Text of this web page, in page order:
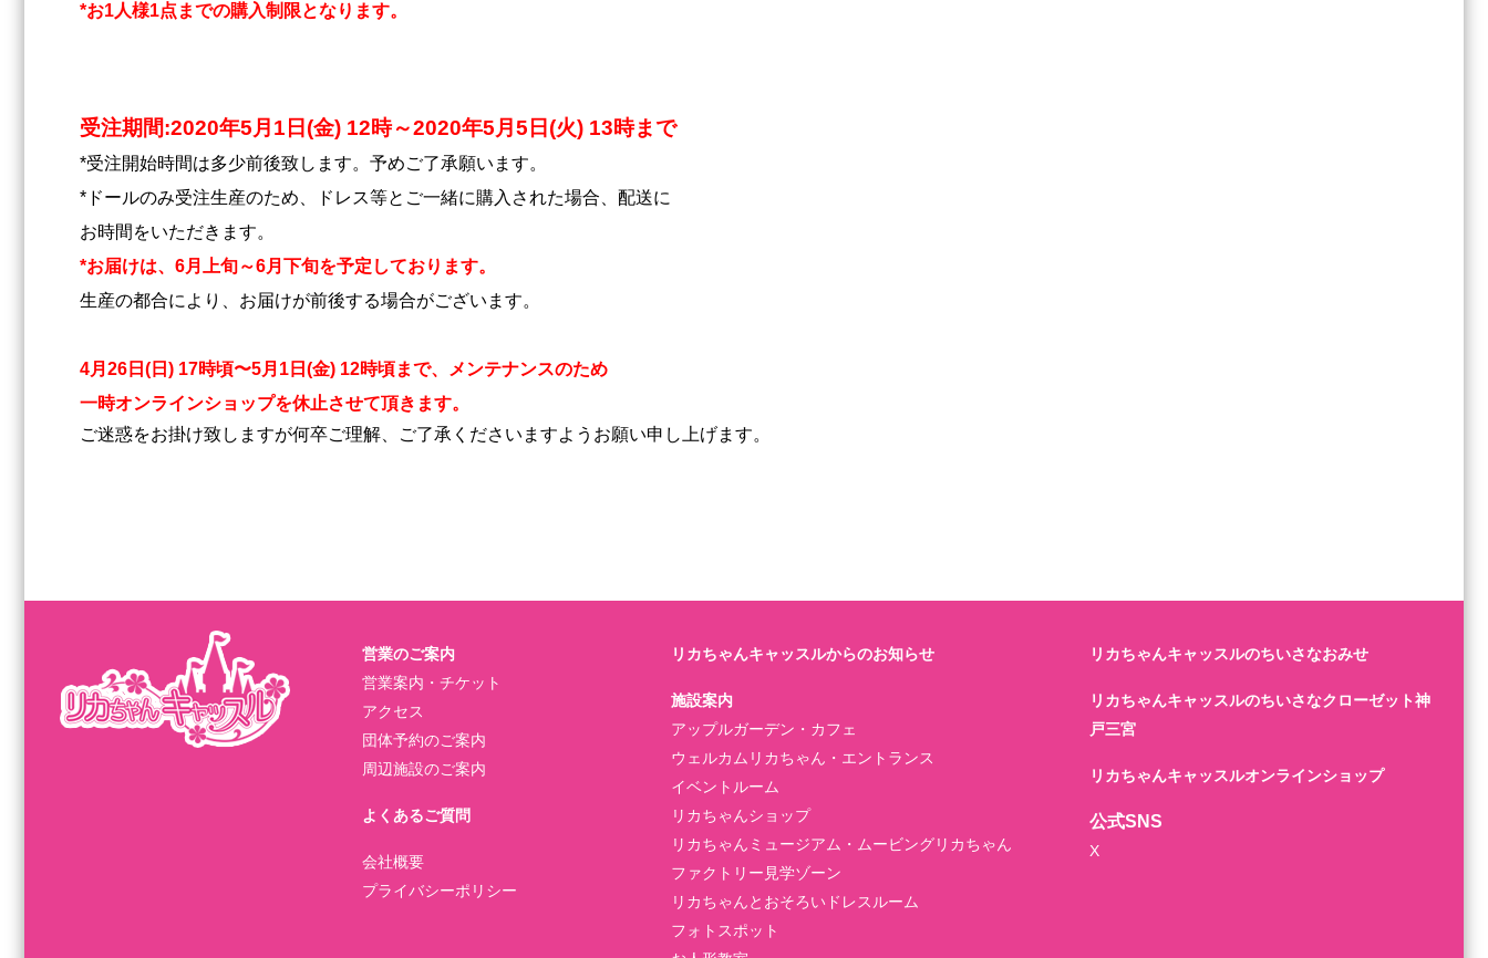
*お1人様1点までの購入制限となります。
受注期間:2020年5月1日(金) 12時～2020年5月5日(火) 13時まで
*受注開始時間は多少前後致します。予めご了承願います。
*ドールのみ受注生産のため、ドレス等とご一緒に購入された場合、配送に
お時間をいただきます。
*お届けは、6月上旬～6月下旬を予定しております。
生産の都合により、お届けが前後する場合がございます。
4月26日(日) 17時頃〜5月1日(金) 12時頃まで、メンテナンスのため
一時オンラインショップを休止させて頂きます。
ご迷惑をお掛け致しますが何卒ご理解、ご了承くださいますよう お願い申し上げます。
営業のご案内
営業案内・チケット
アクセス
団体予約のご案内
周辺施設のご案内
よくあるご質問
会社概要
プライバシーポリシー
リカちゃんキャッスルからのお知らせ
施設案内
アップルガーデン・カフェ
ウェルカムリカちゃん・エントランス
イベントルーム
リカちゃんショップ
リカちゃんミュージアム・ムービングリカちゃん
ファクトリー見学ゾーン
リカちゃんとおそろいドレスルーム
フォトスポット
リカちゃんキャッスルのちいさなおみせ
リカちゃんキャッスルのちいさなクローゼット神
戸三宮
リカちゃんキャッスルオンラインショップ
公式SNS
X